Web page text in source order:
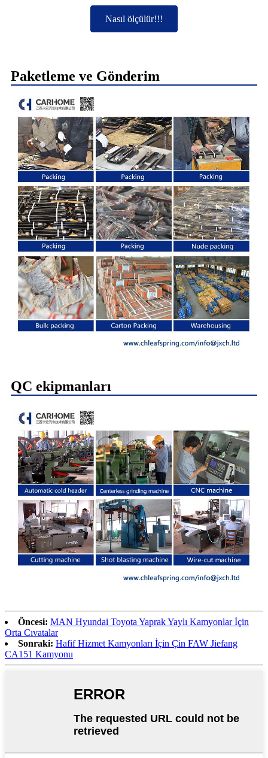
Nasıl ölçülür!!!
Paketleme ve Gönderim
QC ekipmanları
Öncesi: MAN Hyundai Toyota Yaprak Yaylı Kamyonlar İçin
Orta Cıvatalar
Sonraki: Hafif Hizmet Kamyonları İçin Çin FAW Jiefang
CA151 Kamyonu